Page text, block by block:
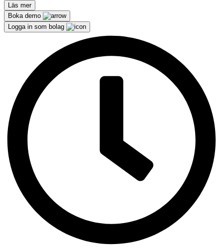
Läs mer
Boka demo
Logga in som bolag